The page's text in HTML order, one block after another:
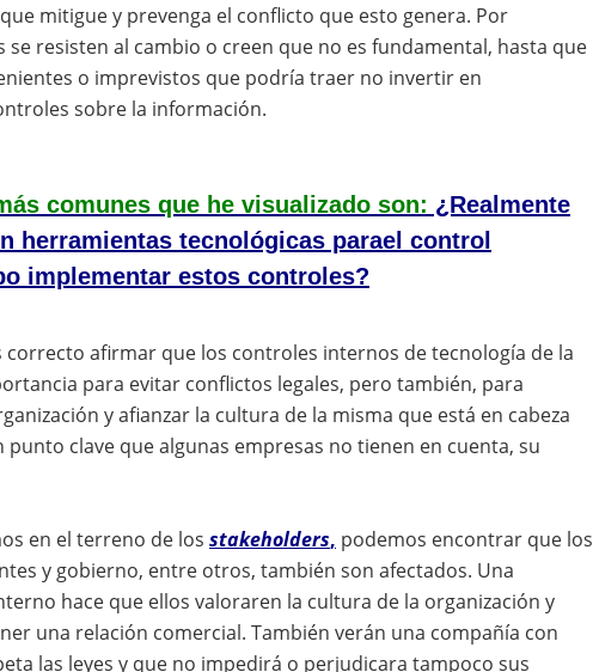
mitigue y prevenga el conflicto que esto genera. Por
se resisten al cambio o creen que no es fundamental, hasta que
o imprevistos que podría traer no invertir en
sobre la información.
comunes que he visualizado son: ¿Realmente
herramientas tecnológicas parael control
implementar estos controles?
correcto afirmar que los controles internos de tecnología de la
para evitar conflictos legales, pero también, para
y afianzar la cultura de la misma que está en cabeza
punto clave que algunas empresas no tienen en cuenta, su
en el terreno de los stakeholders, podemos encontrar que los
y gobierno, entre otros, también son afectados. Una
hace que ellos valoraren la cultura de la organización y
una relación comercial. También verán una compañía con
las leyes y que no impedirá o perjudicara tampoco sus